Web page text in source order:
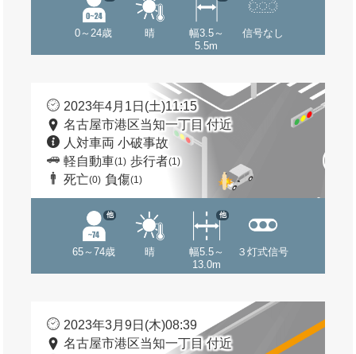
0～24歳 晴
幅3.5～
5.5m
信号なし
2023年4月1日(土)11:15
名古屋市港区当知一丁目 付近
人対車両 小破事故
軽自動車(1) 歩行者(1)
死亡(0) 負傷(1)
65～74歳
他
晴
幅5.5～
13.0m
他
３灯式信号
2023年3月9日(木)08:39
名古屋市港区当知一丁目 付近